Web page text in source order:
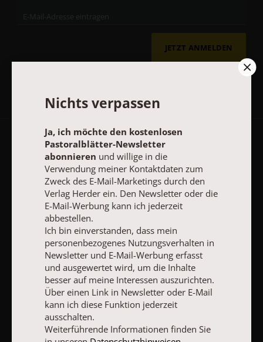
JETZT ANMELDEN
AGB und Widerrufsbelehrung Datenschutz
Impressum
Vertrag widerrufen Abo online kündigen
Nichts verpassen
Ja, ich möchte den kostenlosen
Pastoralblätter-Newsletter
abonnieren und willige in die
Verwendung meiner Kontaktdaten zum
Zweck des E-Mail-Marketings durch den
Verlag Herder ein. Den Newsletter oder die
E-Mail-Werbung kann ich jederzeit
abbestellen.
Ich bin einverstanden, dass mein
personenbezogenes Nutzungsverhalten in
Newsletter und E-Mail-Werbung erfasst
und ausgewertet wird, um die Inhalte
besser auf meine Interessen auszurichten.
Über einen Link in Newsletter oder E-Mail
kann ich diese Funktion jederzeit
ausschalten.
Weiterführende Informationen finden Sie